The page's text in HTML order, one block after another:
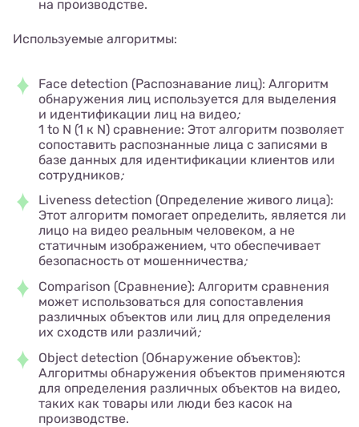
на производстве.
Используемые алгоритмы:
Face detection (Распознавание лиц): Алгоритм
обнаружения лиц используется для выделения
и идентификации лиц на видео;
1 to N (1 к N) сравнение: Этот алгоритм позволяет
сопоставить распознанные лица с записями в
базе данных для идентификации клиентов или
сотрудников;
Liveness detection (Определение живого лица):
Этот алгоритм помогает определить, является ли
лицо на видео реальным человеком, а не
статичным изображением, что обеспечивает
безопасность от мошенничества;
Comparison (Сравнение): Алгоритм сравнения
может использоваться для сопоставления
различных объектов или лиц для определения
их сходств или различий;
Object detection (Обнаружение объектов):
Алгоритмы обнаружения объектов применяются
для определения различных объектов на видео,
таких как товары или люди без касок на
производстве.